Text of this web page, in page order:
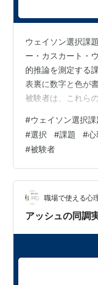
ウェイソン選択課
ー・カスカート・
的推論を測定する
表裏に数字と色が
被験者は、これら
ぶよう指示されま
のルールに従って
が7であるカードと
題は、被験者の約
います。これは、
あることを示して
#ウェイソン選択課
#選択 #課題 #
#被験者
職場で使える心
アッシュの同調